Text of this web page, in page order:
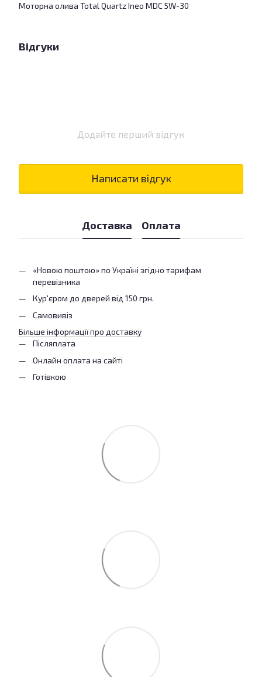
Моторна олива Total Quartz Ineo MDC 5W-30
Відгуки
Додайте перший відгук
Написати відгук
Доставка Оплата
«Новою поштою» по Україні згідно тарифам
перевізника
Кур'єром до дверей від 150 грн.
Самовивіз
Більше інформації про доставку
Післяплата
Онлайн оплата на сайті
Готівкою